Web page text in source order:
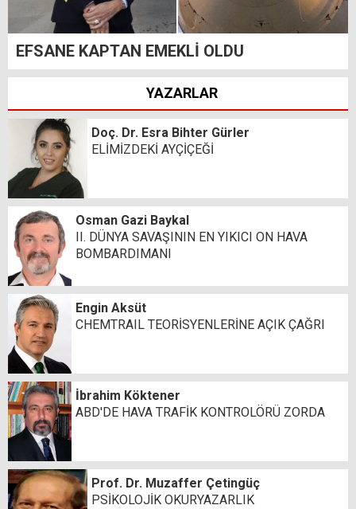
EFSANE KAPTAN EMEKLİ OLDU
YAZARLAR
Doç. Dr. Esra Bihter Gürler
ELİMİZDEKİ AYÇİÇEĞİ
Osman Gazi Baykal
II. DÜNYA SAVAŞININ EN YIKICI ON HAVA
BOMBARDIMANI
Engin Aksüt
CHEMTRAIL TEORİSYENLERİNE AÇIK ÇAĞRI
İbrahim Köktener
ABD'DE HAVA TRAFİK KONTROLÖRÜ ZORDA
Prof. Dr. Muzaffer Çetingüç
PSİKOLOJİK OKURYAZARLIK